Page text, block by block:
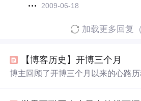
2009-06-18
加载更多回复（
【博客历史】开博三个月
博主回顾了开博三个月以来的心路